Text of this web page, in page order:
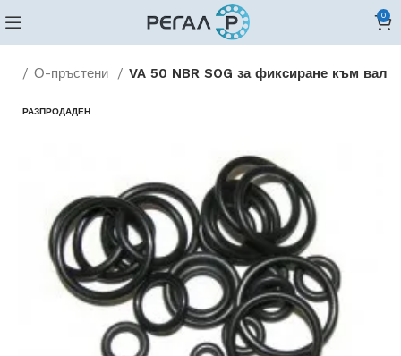
0
О-пръстени VA 50 NBR SOG за фиксиране към вал
РАЗПРОДАДЕН